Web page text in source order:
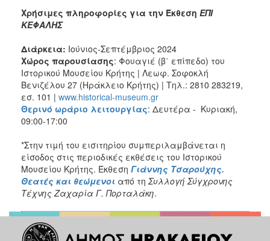
Χρήσιμες πληροφορίες για την Έκθεση ΕΠΙ
ΚΕΦΑΛΗΣ
Διάρκεια: Ιούνιος-Σεπτέμβριος 2024
Χώρος παρουσίασης: Φουαγιέ (β΄ επίπεδο) του
Ιστορικού Μουσείου Κρήτης | Λεωφ. Σοφοκλή
Βενιζέλου 27 (Ηράκλειο Κρήτης) | Τηλ.: 2810 283219,
εσ. 101 | www.historical-museum.gr
Θερινό ωράριο λειτουργίας: Δευτέρα - Κυριακή,
09:00-17:00
*Στην τιμή του εισιτηρίου συμπεριλαμβάνεται η
είσοδος στις περιοδικές εκθέσεις του Ιστορικού
Μουσείου Κρήτης. Έκθεση Γιάννης Τσαρούχης.
Θεατές και θεώμενοι από τη Συλλογή Σύγχρονης
Τέχνης Ζαχαρία Γ. Πορταλάκη.